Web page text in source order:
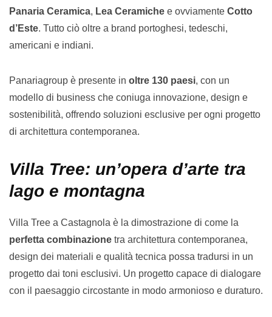
Panaria Ceramica, Lea Ceramiche e ovviamente Cotto
d’Este. Tutto ciò oltre a brand portoghesi, tedeschi,
americani e indiani.
Panariagroup è presente in oltre 130 paesi, con un
modello di business che coniuga innovazione, design e
sostenibilità, offrendo soluzioni esclusive per ogni progetto
di architettura contemporanea.
Villa Tree: un’opera d’arte tra
lago e montagna
Villa Tree a Castagnola è la dimostrazione di come la
perfetta combinazione tra architettura contemporanea,
design dei materiali e qualità tecnica possa tradursi in un
progetto dai toni esclusivi. Un progetto capace di dialogare
con il paesaggio circostante in modo armonioso e duraturo.